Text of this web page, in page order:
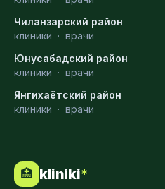
Чиланзарский район
клиники · врачи
Юнусабадский район
клиники · врачи
Янгихаётский район
клиники · врачи
🏥 kliniki*